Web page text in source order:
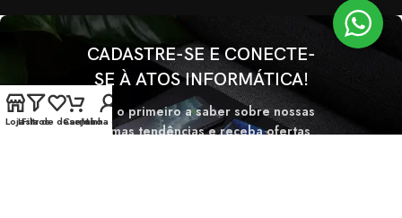
CADASTRE-SE E CONECTE-
SE À ATOS INFORMÁTICA!
Seja o primeiro a saber sobre nossas
últimas tendências e receba ofertas
LojaFiltros
Lista de desejos
CarrinhoMinha conta